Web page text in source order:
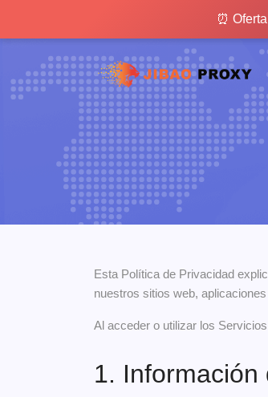
⏰
⏰
Esta Política de Privacidad
nuestros sitios web,
Al acceder o utilizar los
1. Información